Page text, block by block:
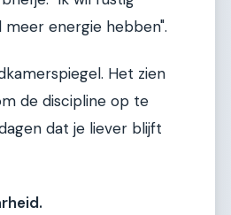
meer energie hebben".
Het zien
de discipline op te
dat je liever blijft